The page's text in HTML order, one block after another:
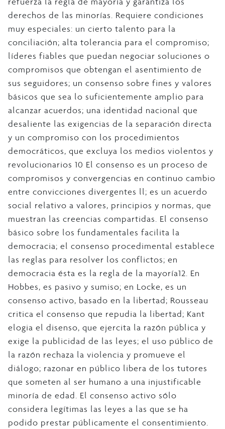
derechos de las minorías. Requiere condiciones
muy especiales: un cierto talento para la
conciliación; alta tolerancia para el compromiso;
líderes fiables que puedan negociar soluciones o
compromisos que obtengan el asentimiento de
sus seguidores; un consenso sobre fines y valores
básicos que sea lo suficientemente amplio para
alcanzar acuerdos; una identidad nacional que
desaliente las exigencias de la separación directa
y un compromiso con los procedimientos
democráticos, que excluya los medios violentos y
revolucionarios 10 El consenso es un proceso de
compromisos y convergencias en continuo cambio
entre convicciones divergentes ll; es un acuerdo
social relativo a valores, principios y normas, que
muestran las creencias compartidas. El consenso
básico sobre los fundamentales facilita la
democracia; el consenso procedimental establece
las reglas para resolver los conflictos; en
democracia ésta es la regla de la mayoría12. En
Hobbes, es pasivo y sumiso; en Locke, es un
consenso activo, basado en la libertad; Rousseau
critica el consenso que repudia la libertad; Kant
elogia el disenso, que ejercita la razón pública y
exige la publicidad de las leyes; el uso público de
la razón rechaza la violencia y promueve el
diálogo; razonar en público libera de los tutores
que someten al ser humano a una injustificable
minoría de edad. El consenso activo sólo
considera legítimas las leyes a las que se ha
podido prestar públicamente el consentimiento.